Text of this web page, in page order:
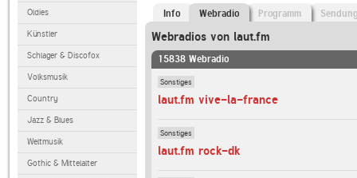
Oldies
Künstler
Schlager & Discofox
Volksmusik
Country
Jazz & Blues
Weltmusik
Gothic & Mittelalter
Info Webradio Programm
Webradios von laut.fm
15838 Webradio
Sonstiges
laut.fm vive-la-france
Sonstiges
laut.fm rock-dk